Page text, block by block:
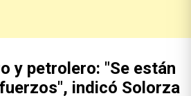
y petrolero: "Se están
indicó Solorza